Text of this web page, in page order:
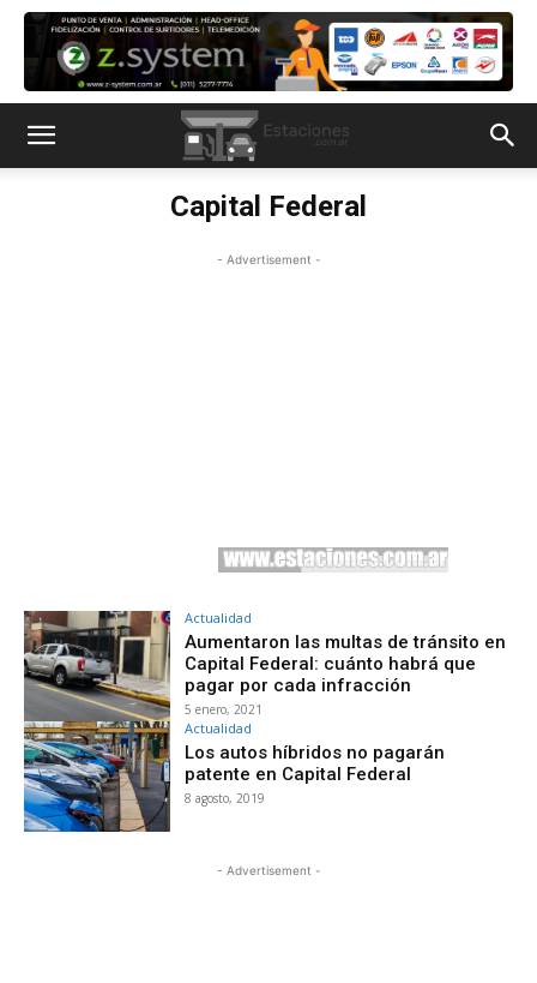
Capital Federal
- Advertisement -
Actualidad
Aumentaron las multas de tránsito en
Capital Federal: cuánto habrá que
pagar por cada infracción
5 enero, 2021
Actualidad
Los autos híbridos no pagarán
patente en Capital Federal
8 agosto, 2019
- Advertisement -